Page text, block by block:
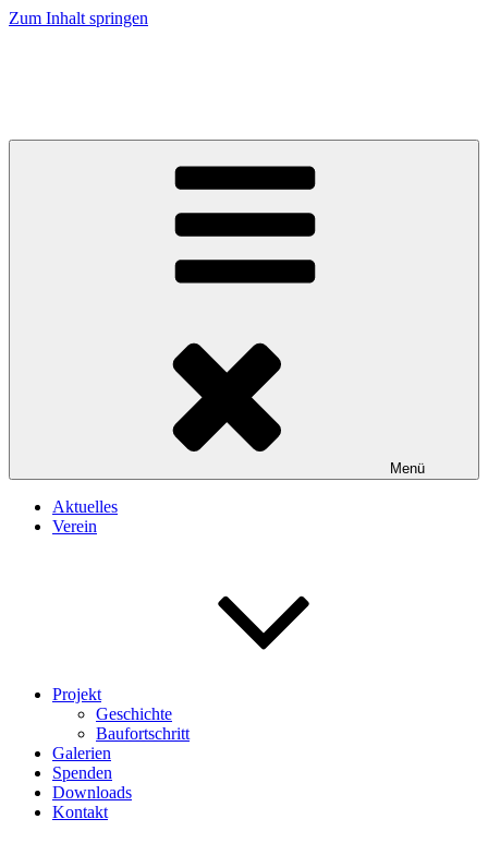
Zum Inhalt springen
Menü
Aktuelles
Verein
Projekt
Geschichte
Baufortschritt
Galerien
Spenden
Downloads
Kontakt